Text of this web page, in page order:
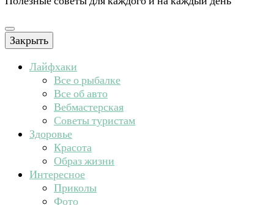
Закрыть
Лайфхаки
Все о рыбалке
Все об авто
Вебмастерская
Советы туристам
Здоровье
Красота
Образ жизни
Интересное
Приколы
Фото